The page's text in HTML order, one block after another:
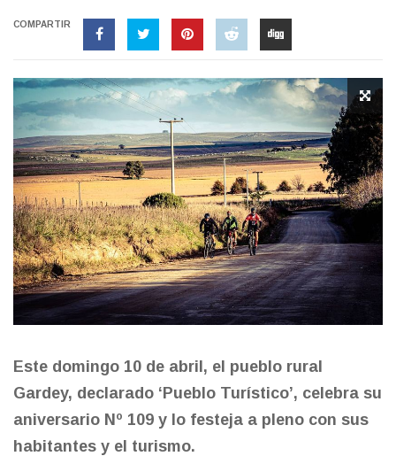
COMPARTIR
Este domingo 10 de abril, el pueblo rural
Gardey, declarado ‘Pueblo Turístico’, celebra su
aniversario Nº 109 y lo festeja a pleno con sus
habitantes y el turismo.